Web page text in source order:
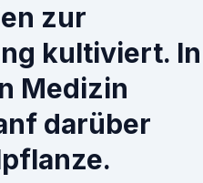
zur
kultiviert. In
Medizin
darüber